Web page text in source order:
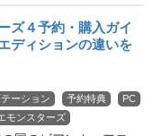
ズ４予約・購入ガイ
ディションの違いを
ーション 予約特典
PC
モンスターズ